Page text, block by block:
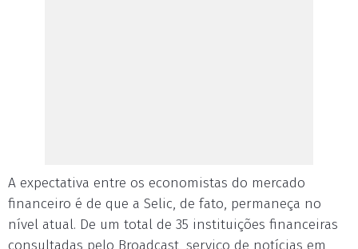
A expectativa entre os economistas do mercado
financeiro é de que a Selic, de fato, permaneça no
nível atual. De um total de 35 instituições financeiras
consultadas pelo Broadcast, serviço de notícias em